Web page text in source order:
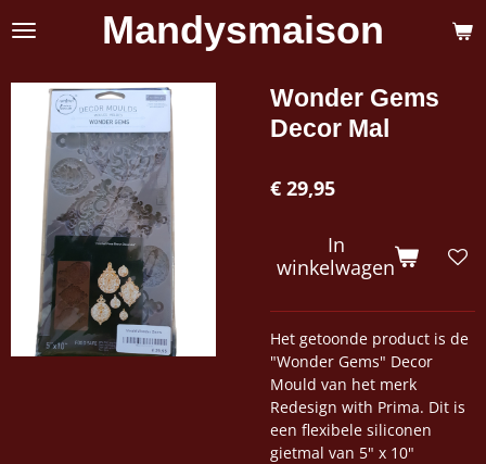
Ga
direct
hoofdinhoud
Mandysmaison
Wonder Gems
Decor Mal
€ 29,95
In
winkelwagen
Het getoonde product is de
"Wonder Gems" Decor
Mould van het merk
Redesign with Prima. Dit is
een flexibele siliconen
gietmal van 5" x 10"